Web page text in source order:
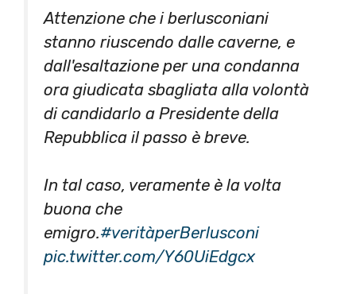
Attenzione che i berlusconiani
stanno riuscendo dalle caverne, e
dall'esaltazione per una condanna
ora giudicata sbagliata alla volontà
di candidarlo a Presidente della
Repubblica il passo è breve.
In tal caso, veramente è la volta
buona che
emigro.#veritàperBerlusconi
pic.twitter.com/Y60UiEdgcx